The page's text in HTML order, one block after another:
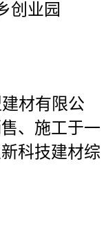
创业园
材有限公
、施工于一
科技建材综